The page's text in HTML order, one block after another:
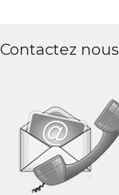
Contactez nous